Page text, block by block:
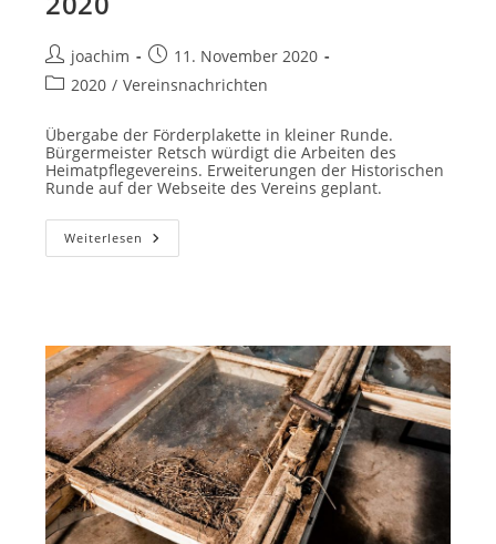
Beitrags-
Autor:
joachim
Beitrag
veröffentlicht:
11. November 2020
Beitrags-
2020 / Vereinsnachrichten
Übergabe der Förderplakette in kleiner Runde.
Bürgermeister Retsch würdigt die Arbeiten des
Heimatpflegevereins. Erweiterungen der Historischen
Runde auf der Webseite des Vereins geplant.
Weiterlesen Historische
Runde